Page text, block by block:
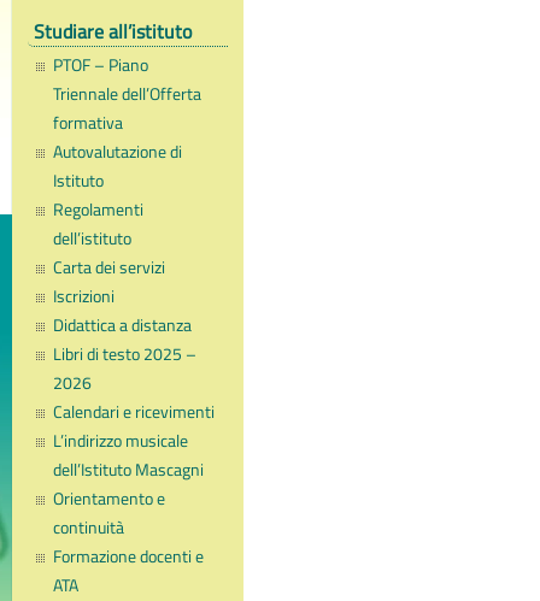
Studiare all’istituto
PTOF – Piano
Triennale dell’Offerta
formativa
Autovalutazione di
Istituto
Regolamenti
dell’istituto
Carta dei servizi
Iscrizioni
Didattica a distanza
Libri di testo 2025 –
2026
Calendari e ricevimenti
L’indirizzo musicale
dell’Istituto Mascagni
Orientamento e
continuità
Formazione docenti e
ATA